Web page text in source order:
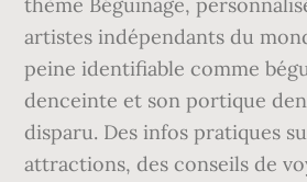
artistes indépendants du
peine identifiable comme
denceinte et son portique
disparu. Des infos pratiques
attractions, des conseils de